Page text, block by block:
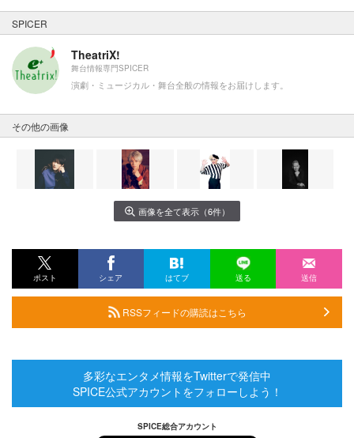
SPICER
TheatriX!
舞台情報専門SPICER
演劇・ミュージカル・舞台全般の情報をお届けします。
その他の画像
画像を全て表示（6件）
ポスト シェア はてブ 送る 送信
RSSフィードの購読はこちら
多彩なエンタメ情報をTwitterで発信中
SPICE公式アカウントをフォローしよう！
SPICE総合アカウント